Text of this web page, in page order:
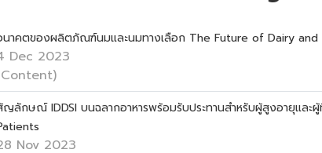
นาคตของผลิตภัณฑ์นมและนมทางเลือก The Future of Dairy
Dec 2023
ลักษณ์ IDDSI บนฉลากอาหารพร้อมรับประทานสำหรับผู้สูงอายุแล
Nov 2023